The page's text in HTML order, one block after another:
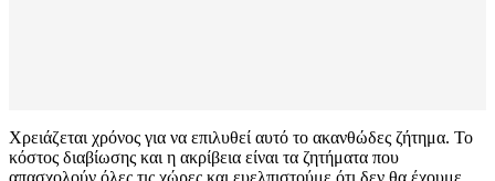
Χρειάζεται χρόνος για να επιλυθεί αυτό το ακανθώδες ζήτημα. Το
κόστος διαβίωσης και η ακρίβεια είναι τα ζητήματα που
απασχολούν όλες τις χώρες και ευελπιστούμε ότι δεν θα έχουμε